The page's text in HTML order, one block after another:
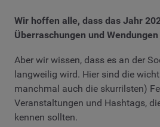
Wir hoffen alle, dass das Jahr
Überraschungen und
Aber wir wissen, dass es an der
langweilig wird. Hier sind die
manchmal auch die skurrilsten)
Veranstaltungen und Hashtags,
kennen sollten.